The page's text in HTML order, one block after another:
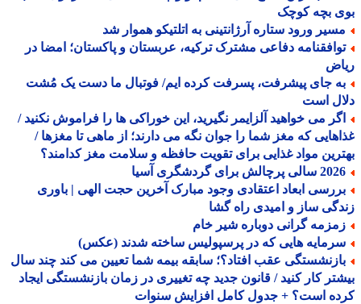
بچه کوچک
ورود ستاره آرژانتینی به اتلتیکو هموار شد
دفاعی مشترک ترکیه، عربستان و پاکستان؛ امضا در
جای پیشرفت، پسرفت کرده ایم/ فوتبال ما دست یک مُشت
است
می خواهید آلزایمر نگیرید، این خوراکی ها را فراموش نکنید /
که مغز شما را جوان نگه می دارند؛ از ماهی تا مغزها /
مواد غذایی برای تقویت حافظه و سلامت مغز کدامند؟
پرچالش برای گردشگری آسیا
ابعاد اعتقادی وجود مبارک آخرین حجت الهی | باوری
ساز و امیدی راه گشا
گرانی دوباره شیر خام
هایی که در پرسپولیس ساخته شدند (عکس)
عقب افتاد؟؛ سابقه بیمه شما تعیین می کند چند سال
کار کنید / قانون جدید چه تغییری در زمان بازنشستگی ایجاد
است؟ + جدول کامل افزایش سنوات